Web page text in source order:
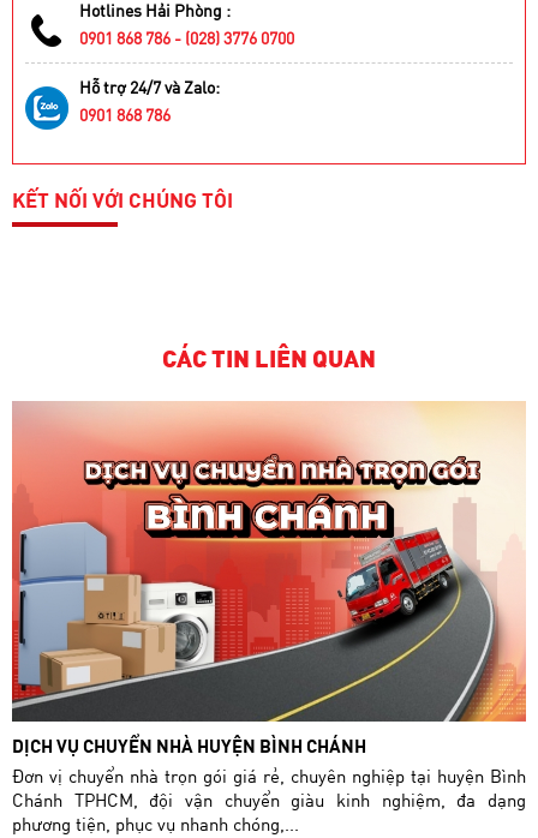
Hotlines Hải Phòng :
0901 868 786 - (028) 3776 0700
Hỗ trợ 24/7 và Zalo:
0901 868 786
KẾT NỐI VỚI CHÚNG TÔI
CÁC TIN LIÊN QUAN
DỊCH VỤ CHUYỂN NHÀ HUYỆN BÌNH CHÁNH
Đơn vị chuyển nhà trọn gói giá rẻ, chuyên nghiệp tại huyện Bình
Chánh TPHCM, đội vận chuyển giàu kinh nghiệm, đa dạng
phương tiện, phục vụ nhanh chóng,...